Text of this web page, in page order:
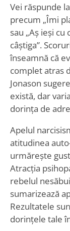
Vei răspunde
precum „Îmi
sau „Aș ieși
câștiga”.
înseamnă că
complet atras
Jonason
există, dar
dorința de
Apelul
atitudinea
urmărește
Atracția
rebelul
sumarizează
Rezultatele
dorințele tale